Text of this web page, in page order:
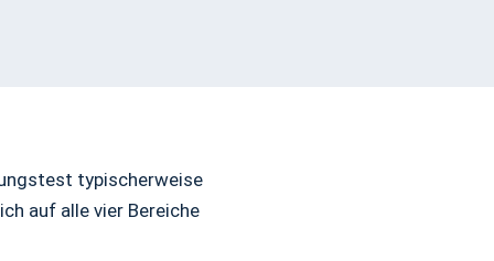
typischerweise
auf alle vier Bereiche